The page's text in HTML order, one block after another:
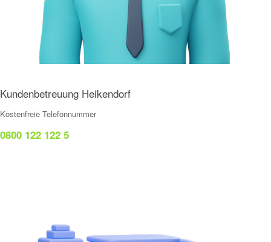
Kundenbetreuung Heikendorf
Kostenfreie Telefonnummer
0800 122 122 5